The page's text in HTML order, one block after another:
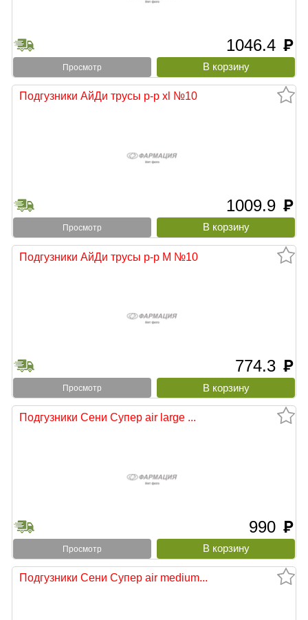
1046.4 руб
Просмотр
Подгузники АйДи трусы р-р xl №10
1009.9 руб
Просмотр
Подгузники АйДи трусы р-р М №10
774.3 руб
Просмотр
Подгузники Сени Супер air large ...
990 руб
Просмотр
Подгузники Сени Супер air medium...